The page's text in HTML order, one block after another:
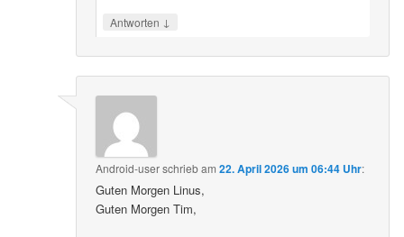
Antworten ↓
Android-userschriebam22. April 2026 um 06:44 Uhr:
Guten Morgen Linus,
Guten Morgen Tim,